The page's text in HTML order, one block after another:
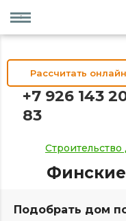
Рассчитать онлайн
+7 926 143
83
Подобрать дом